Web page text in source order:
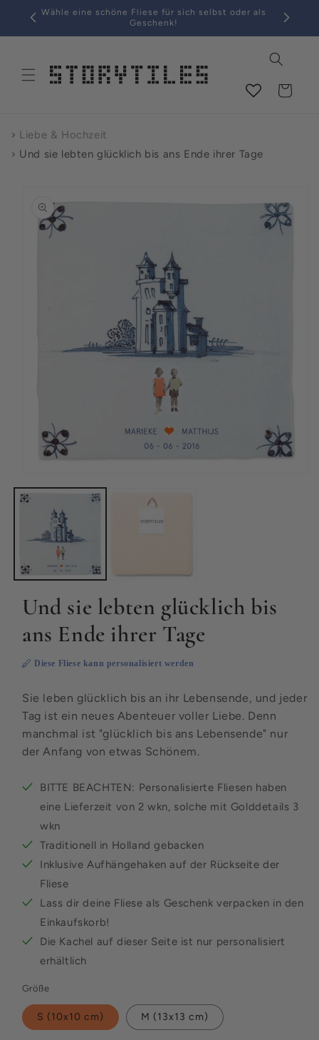
Wähle eine schöne Fliese für sich selbst oder als
Geschenk!
Warenkorb
Liebe & Hochzeit
Und sie lebten glücklich bis ans Ende ihrer Tage
1
in
Und sie lebten glücklich bis
ans Ende ihrer Tage
Diese Fliese kann personalisiert werden
Sie leben glücklich bis an ihr Lebensende, und jeder
Tag ist ein neues Abenteuer voller Liebe. Denn
manchmal ist "glücklich bis ans Lebensende" nur
der Anfang von etwas Schönem.
BITTE BEACHTEN: Personalisierte Fliesen haben
eine Lieferzeit von 2 wkn, solche mit Golddetails 3
wkn
Traditionell in Holland gebacken
Inklusive Aufhängehaken auf der Rückseite der
Fliese
Lass dir deine Fliese als Geschenk verpacken in den
Einkaufskorb!
Die Kachel auf dieser Seite ist nur personalisiert
erhältlich
Größe
S (10x10 cm) M (13x13 cm)